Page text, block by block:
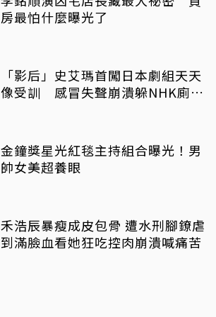
房最怕什麼曝光了
「影后」史艾瑪首闖日本劇組天天
像受訓 感冒失聲崩潰躲NHK廁所
金鐘獎星光紅毯主持組合曝光！男
帥女美超養眼
禾浩辰暴瘦成皮包骨 遭水刑腳鐐虐
到滿臉血看她狂吃控肉崩潰喊痛苦